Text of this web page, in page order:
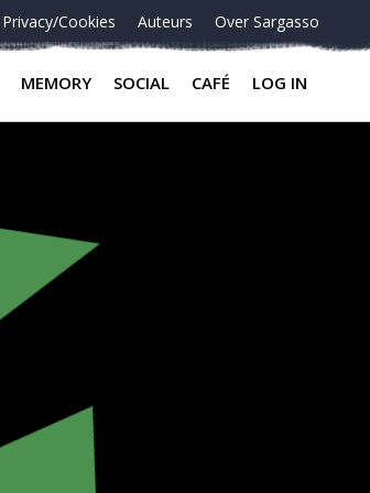
Privacy/Cookies Auteurs Over Sargasso
MEMORY SOCIAL CAFÉ LOG IN